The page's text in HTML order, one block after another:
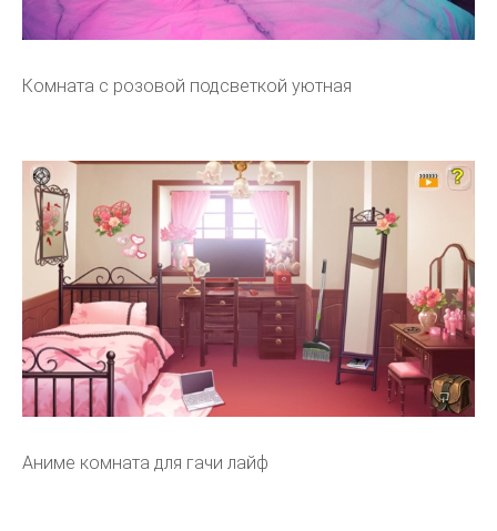
Комната с розовой подсветкой уютная
Аниме комната для гачи лайф